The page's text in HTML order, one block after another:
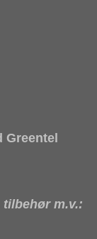
tilbehør m.v.: